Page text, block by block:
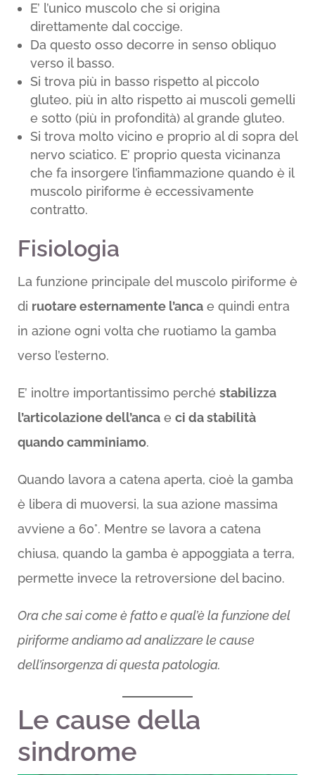
E’ l’unico muscolo che si origina
direttamente dal coccige.
Da questo osso decorre in senso obliquo
verso il basso.
Si trova più in basso rispetto al piccolo
gluteo, più in alto rispetto ai muscoli gemelli
e sotto (più in profondità) al grande gluteo.
Si trova molto vicino e proprio al di sopra del
nervo sciatico. E’ proprio questa vicinanza
che fa insorgere l’infiammazione quando è il
muscolo piriforme è eccessivamente
contratto.
Fisiologia
La funzione principale del muscolo piriforme è
di ruotare esternamente l’ancae quindi entra
in azione ogni volta che ruotiamo la gamba
verso l’esterno.
E’ inoltre importantissimo perché stabilizza
l’articolazione dell’ancae ci da stabilità
quando camminiamo.
Quando lavora a catena aperta, cioè la gamba
è libera di muoversi, la sua azione massima
avviene a 60°. Mentre se lavora a catena
chiusa, quando la gamba è appoggiata a terra,
permette invece la retroversione del bacino.
Ora che sai come è fatto e qual’è la funzione del
piriforme andiamo ad analizzare le cause
dell’insorgenza di questa patologia.
Le cause della
sindrome